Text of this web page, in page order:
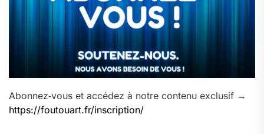
Abonnez‑vous et accédez à notre contenu exclusif →
https://foutouart.fr/inscription/